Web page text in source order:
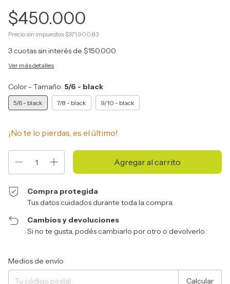
$450.000
Precio sin impuestos $371.900,83
3 cuotas sin interés de $150.000
Ver más detalles
Color - Tamaño: 5/6 - black
5/6 - black 7/8 - black 9/10 - black
¡No te lo pierdas, es el último!
Compra protegida
Tus datos cuidados durante toda la compra.
Cambios y devoluciones
Si no te gusta, podés cambiarlo por otro o devolverlo.
Entregas para el CP:
Medios de envío
Calcular